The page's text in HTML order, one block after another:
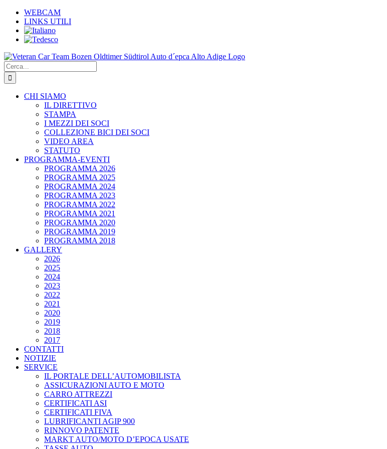
Salta
contenuto
WEBCAM
LINKS UTILI
Cerca
per:
CHI SIAMO
IL DIRETTIVO
STAMPA
I MEZZI DEI SOCI
COLLEZIONE BICI DEI SOCI
VIDEO AREA
STATUTO
PROGRAMMA-EVENTI
PROGRAMMA 2026
PROGRAMMA 2025
PROGRAMMA 2024
PROGRAMMA 2023
PROGRAMMA 2022
PROGRAMMA 2021
PROGRAMMA 2020
PROGRAMMA 2019
PROGRAMMA 2018
GALLERY
2026
2025
2024
2023
2022
2021
2020
2019
2018
2017
CONTATTI
NOTIZIE
SERVICE
IL PORTALE DELL’AUTOMOBILISTA
ASSICURAZIONI AUTO E MOTO
CARRO ATTREZZI
CERTIFICATI ASI
CERTIFICATI FIVA
LUBRIFICANTI AGIP 900
RINNOVO PATENTE
MARKT AUTO/MOTO D’EPOCA USATE